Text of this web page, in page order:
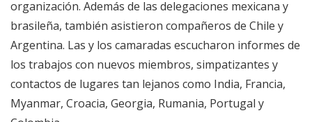
organización. Además de las delegaciones mexicana y
brasileña, también asistieron compañeros de Chile y
Argentina. Las y los camaradas escucharon informes de
los trabajos con nuevos miembros, simpatizantes y
contactos de lugares tan lejanos como India, Francia,
Myanmar, Croacia, Georgia, Rumania, Portugal y